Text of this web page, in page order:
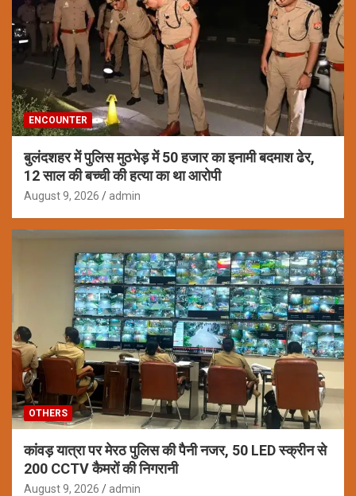
ENCOUNTER
बुलंदशहर में पुलिस मुठभेड़ में 50 हजार का इनामी बदमाश ढेर,
12 साल की बच्ची की हत्या का था आरोपी
August 9, 2026 admin
OTHERS
कांवड़ यात्रा पर मेरठ पुलिस की पैनी नजर, 50 LED स्क्रीन से
200 CCTV कैमरों की निगरानी
August 9, 2026 admin